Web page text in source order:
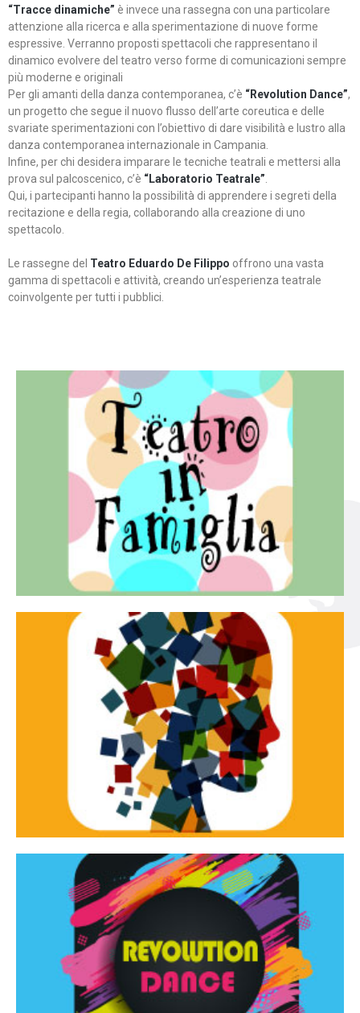
“Tracce dinamiche” è invece una rassegna con una particolare
attenzione alla ricerca e alla sperimentazione di nuove forme
espressive. Verranno proposti spettacoli che rappresentano il
dinamico evolvere del teatro verso forme di comunicazioni sempre
più moderne e originali
Per gli amanti della danza contemporanea, c’è “Revolution Dance”,
un progetto che segue il nuovo flusso dell’arte coreutica e delle
svariate sperimentazioni con l’obiettivo di dare visibilità e lustro alla
danza contemporanea internazionale in Campania.
Infine, per chi desidera imparare le tecniche teatrali e mettersi alla
prova sul palcoscenico, c’è “Laboratorio Teatrale”
Qui, i partecipanti hanno la possibilità di apprendere i segreti della
recitazione e della regia, collaborando alla creazione di uno
spettacolo.
Le rassegne del Teatro Eduardo De Filippo offrono una vasta
gamma di spettacoli e attività, creando un’esperienza teatrale
coinvolgente per tutti i pubblici.
Teatro in famiglia
Teatro In Famiglia è una rassegna di teatro concepita
per far condividere e godere del teatro all’intera
famiglia.
Continua
Tracce dinamiche
Tracce Dinamiche è una rassegna di teatro
d’innovazione e sperimentale.
Continua
Revolution Dance
Rassegna di danza contemporanea – I Edizione